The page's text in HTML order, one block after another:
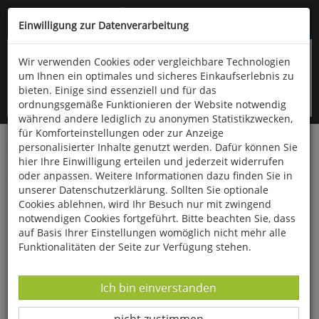
Kompletten Head der Seite überspringen
oder (06766) 9323-960
Startseite Bücher Downloads
Zeitschriften
SportPraxis
Spielehits
Einwilligung zur Datenverarbeitung
Wir verwenden Cookies oder vergleichbare Technologien
um Ihnen ein optimales und sicheres Einkaufserlebnis zu
bieten. Einige sind essenziell und für das
ordnungsgemäße Funktionieren der Website notwendig
während andere lediglich zu anonymen Statistikzwecken,
für Komforteinstellungen oder zur Anzeige
personalisierter Inhalte genutzt werden. Dafür können Sie
hier Ihre Einwilligung erteilen und jederzeit widerrufen
oder anpassen. Weitere Informationen dazu finden Sie in
unserer Datenschutzerklärung. Sollten Sie optionale
Cookies ablehnen, wird Ihr Besuch nur mit zwingend
notwendigen Cookies fortgeführt. Bitte beachten Sie, dass
auf Basis Ihrer Einstellungen womöglich nicht mehr alle
Funktionalitäten der Seite zur Verfügung stehen.
Datenverarbeitung -
Ich bin einverstanden